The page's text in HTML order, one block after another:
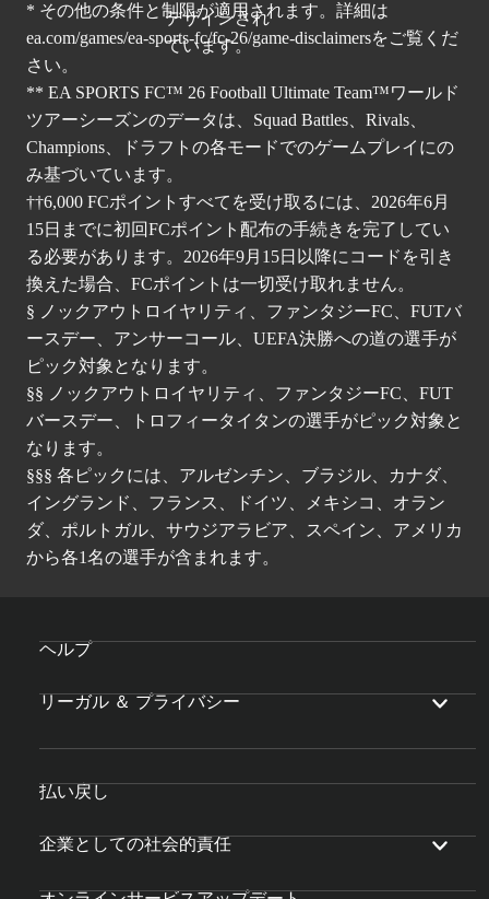
* その他の条件と制限が適用されます。詳細は
ea.com/games/ea-sports-fc/fc-26/game-disclaimersをご覧くだ
さい。
** EA SPORTS FC™ 26 Football Ultimate Team™ワールド
ツアーシーズンのデータは、Squad Battles、Rivals、
Champions、ドラフトの各モードでのゲームプレイにの
み基づいています。
††6,000 FCポイントすべてを受け取るには、2026年6月
15日までに初回FCポイント配布の手続きを完了してい
る必要があります。2026年9月15日以降にコードを引き
換えた場合、FCポイントは一切受け取れません。
§ ノックアウトロイヤリティ、ファンタジーFC、FUTバ
ースデー、アンサーコール、UEFA決勝への道の選手が
ピック対象となります。
§§ ノックアウトロイヤリティ、ファンタジーFC、FUT
バースデー、トロフィータイタンの選手がピック対象と
なります。
§§§ 各ピックには、アルゼンチン、ブラジル、カナダ、
イングランド、フランス、ドイツ、メキシコ、オラン
ダ、ポルトガル、サウジアラビア、スペイン、アメリカ
から各1名の選手が含まれます。
ヘルプ
リーガル ＆ プライバシー
払い戻し
企業としての社会的責任